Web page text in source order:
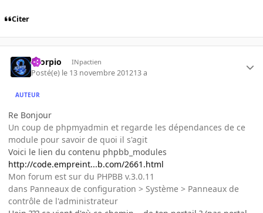
Citer
Scorpio INpactien
Posté(e) le 13 novembre 201213 a
AUTEUR
Re Bonjour
Un coup de phpmyadmin et regarde les dépendances de ce
module pour savoir de quoi il s'agit
Voici le lien du contenu phpbb_modules
http://code.empreint...b.com/2661.html
Mon forum est sur du PHPBB v.3.0.11
dans Panneaux de configuration > Système > Panneaux de
contrôle de l'administrateur